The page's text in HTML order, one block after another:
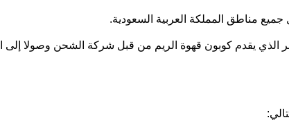
الذي يقدم كوبون قهوة الريم من قبل شركة الشحن وصولا إلى